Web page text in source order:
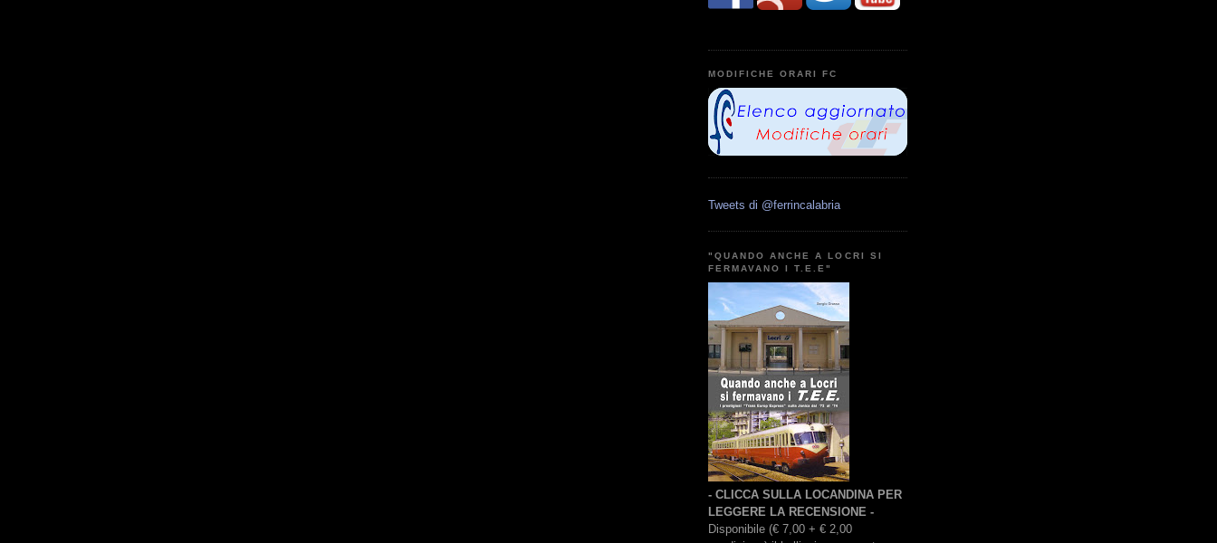
MODIFICHE ORARI FC
Tweets di @ferrincalabria
"QUANDO ANCHE A LOCRI SI
FERMAVANO I T.E.E"
- CLICCA SULLA LOCANDINA PER
LEGGERE LA RECENSIONE -
Disponibile (€ 7,00 + € 2,00